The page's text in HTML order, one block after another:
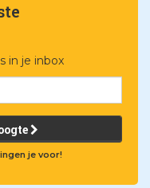
in je inbox
je voor!